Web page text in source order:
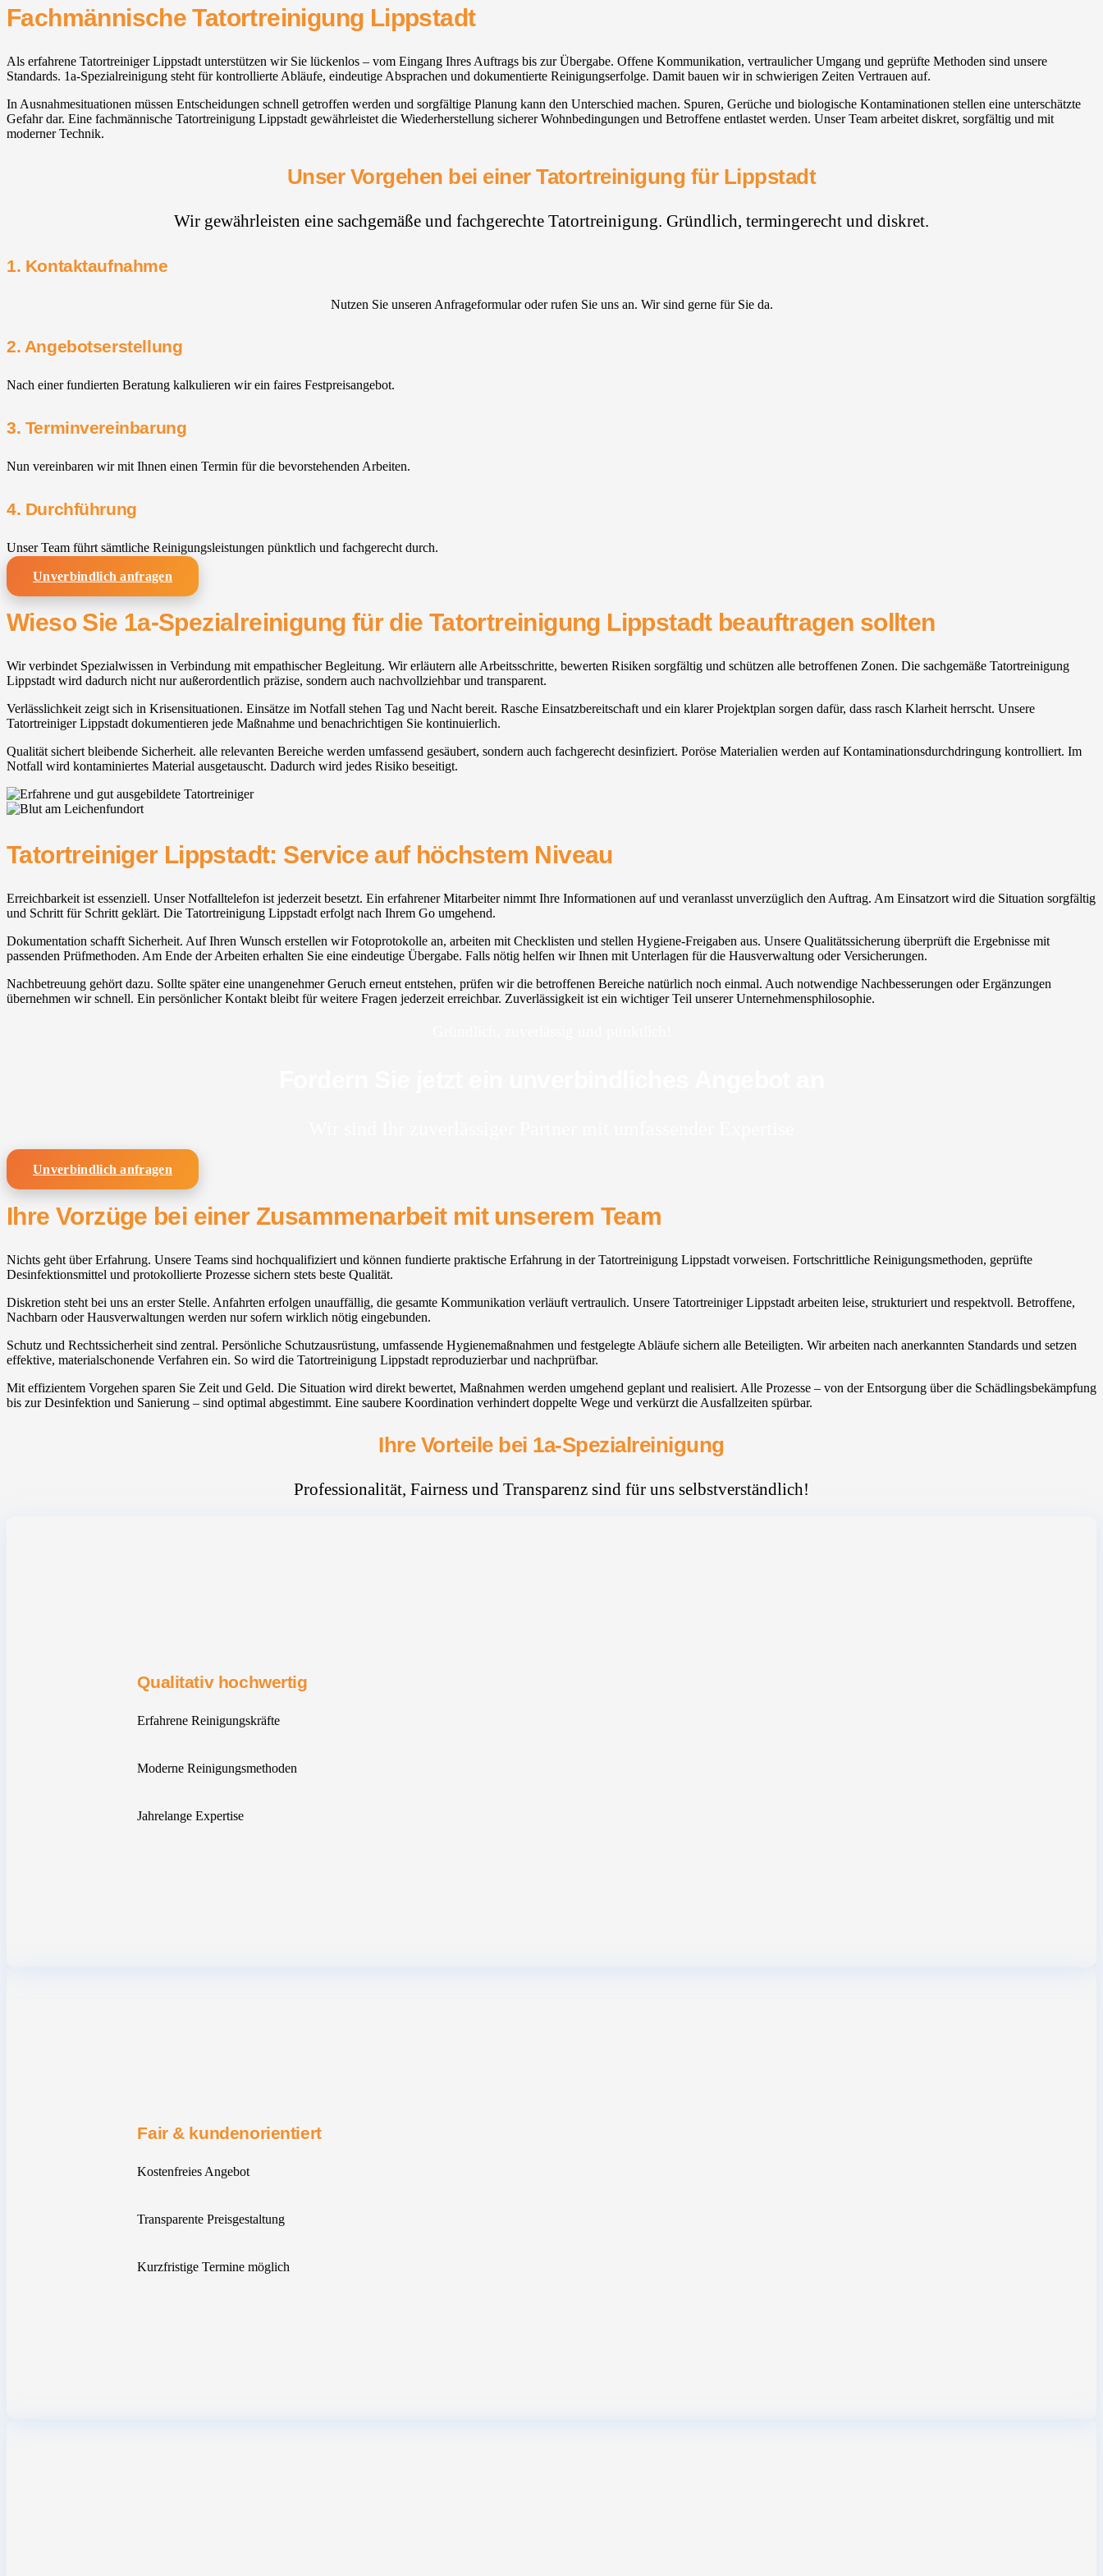
Fachmännische Tatortreinigung Lippstadt
Als erfahrene Tatortreiniger Lippstadt unterstützen wir Sie lückenlos – vom Eingang Ihres Auftrags bis zur Übergabe. Offene Kommunikation, vertraulicher Umgang und geprüfte Methoden sind unsere
Standards. 1a-Spezialreinigung steht für kontrollierte Abläufe, eindeutige Absprachen und dokumentierte Reinigungserfolge. Damit bauen wir in schwierigen Zeiten Vertrauen auf.
In Ausnahmesituationen müssen Entscheidungen schnell getroffen werden und sorgfältige Planung kann den Unterschied machen. Spuren, Gerüche und biologische Kontaminationen stellen eine unterschätzte
Gefahr dar. Eine fachmännische Tatortreinigung Lippstadt gewährleistet die Wiederherstellung sicherer Wohnbedingungen und Betroffene entlastet werden. Unser Team arbeitet diskret, sorgfältig und mit
moderner Technik.
Unser Vorgehen bei einer Tatortreinigung für Lippstadt
Wir gewährleisten eine sachgemäße und fachgerechte Tatortreinigung. Gründlich, termingerecht und diskret.
1. Kontaktaufnahme
Nutzen Sie unseren Anfrageformular oder rufen Sie uns an. Wir sind gerne für Sie da.
2. Angebotserstellung
Nach einer fundierten Beratung kalkulieren wir ein faires Festpreisangebot.
3. Terminvereinbarung
Nun vereinbaren wir mit Ihnen einen Termin für die bevorstehenden Arbeiten.
4. Durchführung
Unser Team führt sämtliche Reinigungsleistungen pünktlich und fachgerecht durch.
Unverbindlich anfragen
Wieso Sie 1a-Spezialreinigung für die Tatortreinigung Lippstadt beauftragen sollten
Wir verbindet Spezialwissen in Verbindung mit empathischer Begleitung. Wir erläutern alle Arbeitsschritte, bewerten Risiken sorgfältig und schützen alle betroffenen Zonen. Die sachgemäße Tatortreinigung
Lippstadt wird dadurch nicht nur außerordentlich präzise, sondern auch nachvollziehbar und transparent.
Verlässlichkeit zeigt sich in Krisensituationen. Einsätze im Notfall stehen Tag und Nacht bereit. Rasche Einsatzbereitschaft und ein klarer Projektplan sorgen dafür, dass rasch Klarheit herrscht. Unsere
Tatortreiniger Lippstadt dokumentieren jede Maßnahme und benachrichtigen Sie kontinuierlich.
Qualität sichert bleibende Sicherheit. alle relevanten Bereiche werden umfassend gesäubert, sondern auch fachgerecht desinfiziert. Poröse Materialien werden auf Kontaminationsdurchdringung kontrolliert. Im
Notfall wird kontaminiertes Material ausgetauscht. Dadurch wird jedes Risiko beseitigt.
Tatortreiniger Lippstadt: Service auf höchstem Niveau
Erreichbarkeit ist essenziell. Unser Notfalltelefon ist jederzeit besetzt. Ein erfahrener Mitarbeiter nimmt Ihre Informationen auf und veranlasst unverzüglich den Auftrag. Am Einsatzort wird die Situation sorgfältig
und Schritt für Schritt geklärt. Die Tatortreinigung Lippstadt erfolgt nach Ihrem Go umgehend.
Dokumentation schafft Sicherheit. Auf Ihren Wunsch erstellen wir Fotoprotokolle an, arbeiten mit Checklisten und stellen Hygiene-Freigaben aus. Unsere Qualitätssicherung überprüft die Ergebnisse mit
passenden Prüfmethoden. Am Ende der Arbeiten erhalten Sie eine eindeutige Übergabe. Falls nötig helfen wir Ihnen mit Unterlagen für die Hausverwaltung oder Versicherungen.
Nachbetreuung gehört dazu. Sollte später eine unangenehmer Geruch erneut entstehen, prüfen wir die betroffenen Bereiche natürlich noch einmal. Auch notwendige Nachbesserungen oder Ergänzungen
übernehmen wir schnell. Ein persönlicher Kontakt bleibt für weitere Fragen jederzeit erreichbar. Zuverlässigkeit ist ein wichtiger Teil unserer Unternehmensphilosophie.
Unverbindlich anfragen
Ihre Vorzüge bei einer Zusammenarbeit mit unserem Team
Nichts geht über Erfahrung. Unsere Teams sind hochqualifiziert und können fundierte praktische Erfahrung in der Tatortreinigung Lippstadt vorweisen. Fortschrittliche Reinigungsmethoden, geprüfte
Desinfektionsmittel und protokollierte Prozesse sichern stets beste Qualität.
Diskretion steht bei uns an erster Stelle. Anfahrten erfolgen unauffällig, die gesamte Kommunikation verläuft vertraulich. Unsere Tatortreiniger Lippstadt arbeiten leise, strukturiert und respektvoll. Betroffene,
Nachbarn oder Hausverwaltungen werden nur sofern wirklich nötig eingebunden.
Schutz und Rechtssicherheit sind zentral. Persönliche Schutzausrüstung, umfassende Hygienemaßnahmen und festgelegte Abläufe sichern alle Beteiligten. Wir arbeiten nach anerkannten Standards und setzen
effektive, materialschonende Verfahren ein. So wird die Tatortreinigung Lippstadt reproduzierbar und nachprüfbar.
Mit effizientem Vorgehen sparen Sie Zeit und Geld. Die Situation wird direkt bewertet, Maßnahmen werden umgehend geplant und realisiert. Alle Prozesse – von der Entsorgung über die Schädlingsbekämpfung
bis zur Desinfektion und Sanierung – sind optimal abgestimmt. Eine saubere Koordination verhindert doppelte Wege und verkürzt die Ausfallzeiten spürbar.
Ihre Vorteile bei 1a-Spezialreinigung
Professionalität, Fairness und Transparenz sind für uns selbstverständlich!
Qualitativ hochwertig
Erfahrene Reinigungskräfte
Moderne Reinigungsmethoden
Jahrelange Expertise
Fair & kundenorientiert
Kostenfreies Angebot
Transparente Preisgestaltung
Kurzfristige Termine möglich